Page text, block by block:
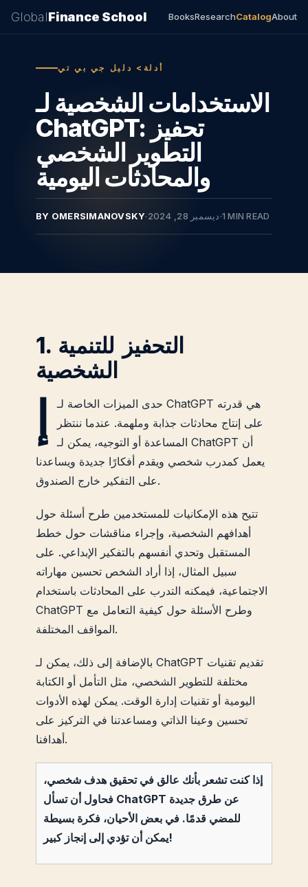
GlobalFinance School BooksResearchCatalogAbout
أدلة> دليل جي بي تي
الاستخدامات الشخصية لـ
ChatGPT: تحفيز
التطوير الشخصي
والمحادثات اليومية
BY OMERSIMANOVSKY· ديسمبر 28, 2024·1 MIN READ
1. التحفيز للتنمية
الشخصية
حدى الميزات الخاصة لـ ChatGPT هي قدرته
على إنتاج محادثات جذابة وملهمة. عندما ننتظر
المساعدة أو التوجيه، يمكن لـ ChatGPT أن
يعمل كمدرب شخصي ويقدم أفكارًا جديدة ويساعدنا
على التفكير خارج الصندوق.
تتيح هذه الإمكانيات للمستخدمين طرح أسئلة حول
أهدافهم الشخصية، وإجراء مناقشات حول خطط
المستقبل وتحدي أنفسهم بالتفكير الإبداعي. على
سبيل المثال، إذا أراد الشخص تحسين مهاراته
الاجتماعية، فيمكنه التدرب على المحادثات باستخدام
ChatGPT وطرح الأسئلة حول كيفية التعامل مع
المواقف المختلفة.
بالإضافة إلى ذلك، يمكن لـ ChatGPT تقديم تقنيات
مختلفة للتطوير الشخصي، مثل التأمل أو الكتابة
اليومية أو تقنيات إدارة الوقت. يمكن لهذه الأدوات
تحسين وعينا الذاتي ومساعدتنا في التركيز على
أهدافنا.
إذا كنت تشعر بأنك عالق في تحقيق هدف شخصي،
فحاول أن تسأل ChatGPT عن طرق جديدة
للمضي قدمًا. في بعض الأحيان، فكرة بسيطة
يمكن أن تؤدي إلى إنجاز كبير!